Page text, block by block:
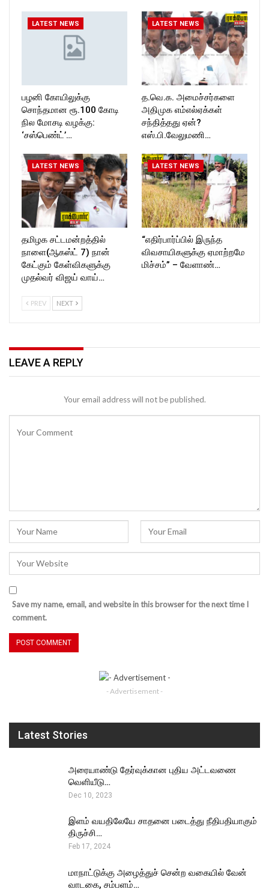
T_TIMES
Follow us on:
https://twitter.com/ROCKFOR
T_TIMESC
LATEST NEWS
பழனி கோயிலுக்கு
சொந்தமான ரூ.100 கோடி
நில மோசடி வழக்கு:
‘சஸ்பெண்ட்’…
LATEST NEWS
த.வெ.க. அமைச்சர்களை
அதிமுக எம்எல்ஏக்கள்
சந்தித்தது ஏன்?
எஸ்.பி.வேலுமணி…
LATEST NEWS
தமிழக சட்டமன்றத்தில்
நாளை(ஆகஸ்ட் 7) நான்
கேட்கும் கேள்விகளுக்கு
முதல்வர் விஜய் வாய்…
LATEST NEWS
“எதிர்பார்ப்பில் இருந்த
விவசாயிகளுக்கு ஏமாற்றமே
மிச்சம்” – வேளாண்…
PREV NEXT
LEAVE A REPLY
Your email address will not be published.
Save my name, email, and website in this browser for the next time I
comment.
- Advertisement -
Latest Stories
அரையாண்டு தேர்வுக்கான புதிய அட்டவணை
வெளியீடு…
Dec 10, 2023
இளம் வயதிலேயே சாதனை படைத்து நீதிபதியாகும்
திருச்சி…
Feb 17, 2024
மாநாட்டுக்கு அழைத்துச் சென்ற வகையில் வேன்
வாடகை, சம்பளம்…